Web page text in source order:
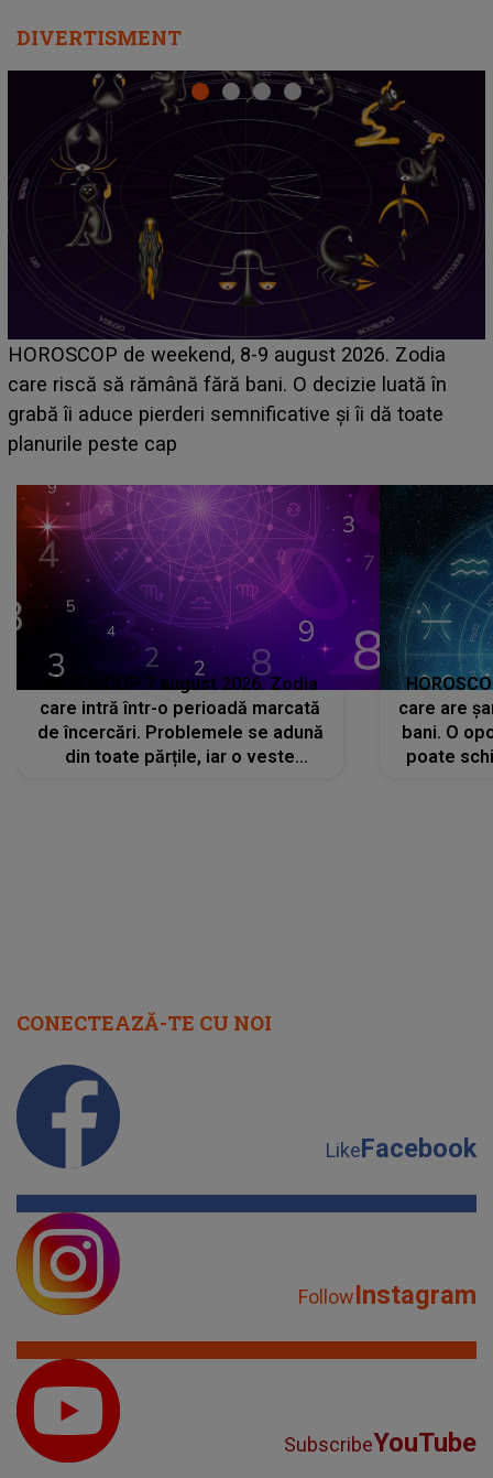
DIVERTISMENT
Emanuel a ținut ACEST DETALIU ASCUNS până
acum! În fața Alexandrei, concurentul din Casa Iubirii
face o MĂRTURISIRE NEAȘTEPTATĂ despre mama
sa: "I-am spus și ei în față, eu nu te iubesc pentru
HOROSCOP 7 august 2026. Zodia
care intră într-o perioadă marcată
de încercări. Problemele se adună
din toate părțile, iar o veste
care are
bani. O
poate
CONECTEAZĂ-TE CU NOI
LikeFacebook
FollowInstagram
SubscribeYouTube